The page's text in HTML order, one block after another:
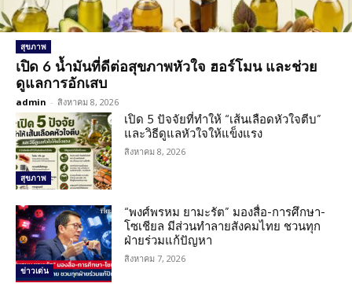
สุขภาพ
เปิด 6 น้ำมันที่ดีต่อสุขภาพหัวใจ ฮอร์โมน และช่วย
ดูแลการอักเสบ
admin - สิงหาคม 8, 2026
สุขภาพ
เปิด 5 ปัจจัยที่ทำให้ “เส้นเลือดหัวใจตีบ”
และวิธีดูแลหัวใจให้แข็งแรง
สิงหาคม 8, 2026
ข่าวเด่น
“พงศ์พรหม ยามะรัต” มองสื่อ-การศึกษา-
โซเชียล มีส่วนทำลายสังคมไทย ชวนทุก
ฝ่ายร่วมแก้ปัญหา
สิงหาคม 7, 2026